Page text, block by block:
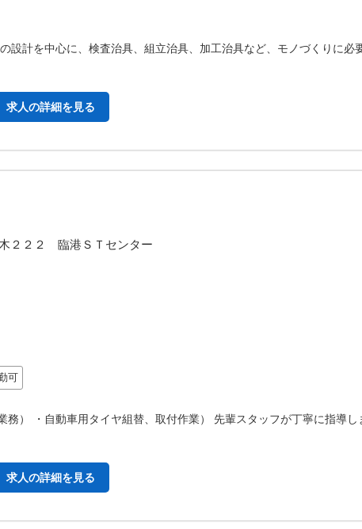
設計を中心に、検査治具、組立治具、加工治具など、モノづくりに必
求人の詳細を見る
２２２ 臨港ＳＴセンター
可
） ・自動車用タイヤ組替、取付作業） 先輩スタッフが丁寧に指導
求人の詳細を見る